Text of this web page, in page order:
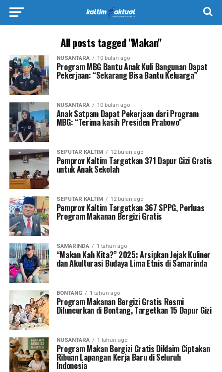
All posts tagged "Makan"
NUSANTARA 10 bulan ago
Program MBG Bantu Anak Kuli Bangunan Dapat
Pekerjaan: “Sekarang Bisa Bantu Keluarga”
NUSANTARA 10 bulan ago
Anak Satpam Dapat Pekerjaan dari Program
MBG: “Terima kasih Presiden Prabowo”
SEPUTAR KALTIM 12 bulan ago
Pemprov Kaltim Targetkan 371 Dapur Gizi Gratis
untuk Anak Sekolah
SEPUTAR KALTIM 12 bulan ago
Pemprov Kaltim Targetkan 367 SPPG, Perluas
Program Makanan Bergizi Gratis
SAMARINDA 1 tahun ago
“Makan Kah Kita?” 2025: Arsipkan Jejak Kuliner
dan Akulturasi Budaya Lima Etnis di Samarinda
BONTANG 1 tahun ago
Program Makanan Bergizi Gratis Resmi
Diluncurkan di Bontang, Targetkan 15 Dapur Gizi
NUSANTARA 1 tahun ago
Program Makan Bergizi Gratis Diklaim Ciptakan
Ribuan Lapangan Kerja Baru di Seluruh
Indonesia